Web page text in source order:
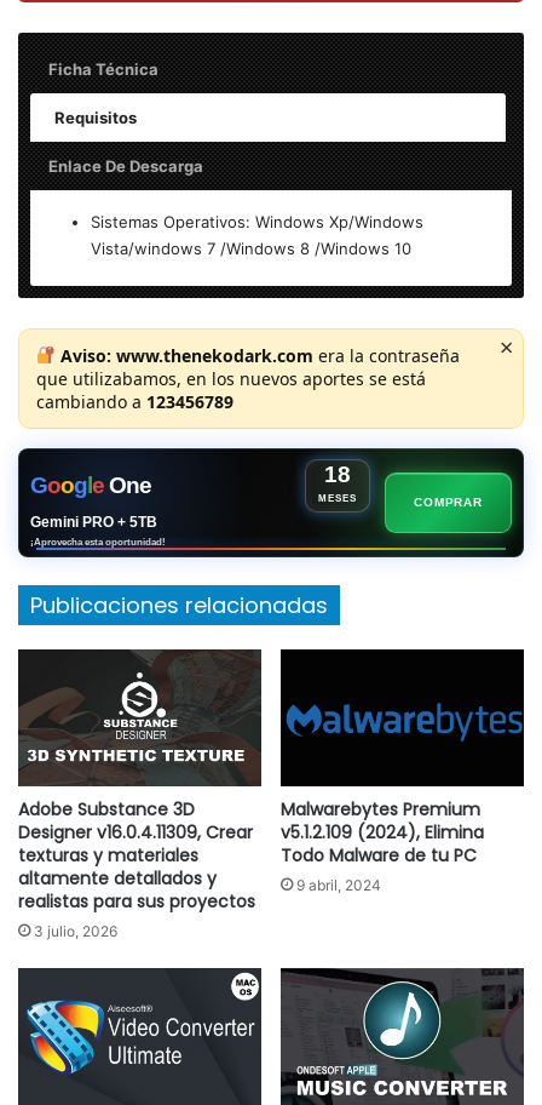
Ficha Técnica
Requisitos
Enlace De Descarga
(Español) – Final 2019
Peso: 30 MB
Idioma: Español (Multilenguaje)
Activación: Licencia
Sistemas Operativos: Windows Xp/Windows
Vista/windows 7 /Windows 8 /Windows 10
Insofta Cover Commander 5.9.0 FULL Español MEGA
DESCAR
ENLACE
VIP
Contraseña:
www.thenekodark.com
¿No sabes como descargar? Te dejo un pequeño vídeo
tutorial explicando los pasos |
Aviso: www.thenekodark.com era la contraseña
que utilizabamos, en los nuevos aportes se está
cambiando a 123456789
×
GoogeOne 18
MESES
Gemini PRO + 5TB
¡Aprovecha esta oportunidad!
COMPRAR
Publicaciones relacionadas
Adobe Substance 3D
Designer v16.0.4.11309, Crear
texturas y materiales
altamente detallados y
realistas para sus proyectos
3 julio, 2026
Malwarebytes Premium
v5.1.2.109 (2024), Elimina
Todo Malware de tu PC
9 abril, 2024